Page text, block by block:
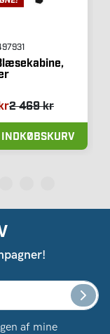
2 469 kr
af ​​mine